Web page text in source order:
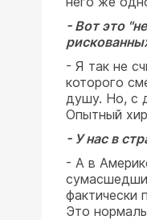
- Вот это
- Я так не
которого
душу. Но, с
Опытный
- У нас в
- А в
фактически
Это